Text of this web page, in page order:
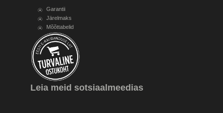
Garantii
Järelmaks
Mõõttabelid
Leia meid sotsiaalmeedias